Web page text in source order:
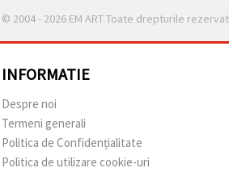
© 2004 - 2026 EM ART Toate drepturile
INFORMATIE
Despre noi
Termeni generali
Politica de Confidențialitate
Politica de utilizare cookie-uri